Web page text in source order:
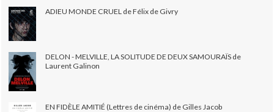
ADIEU MONDE CRUEL de Félix de Givry
DELON - MELVILLE, LA SOLITUDE DE DEUX SAMOURAÏS de
Laurent Galinon
EN FIDÈLE AMITIÉ (Lettres de cinéma) de Gilles Jacob